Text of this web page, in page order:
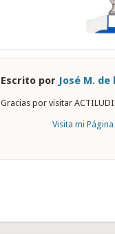
Escrito por José M. de
Gracias por visitar
Visita mi Página